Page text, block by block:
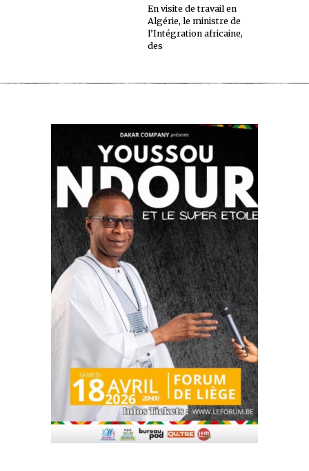
En visite de travail en
Algérie, le ministre de
l’Intégration africaine,
des